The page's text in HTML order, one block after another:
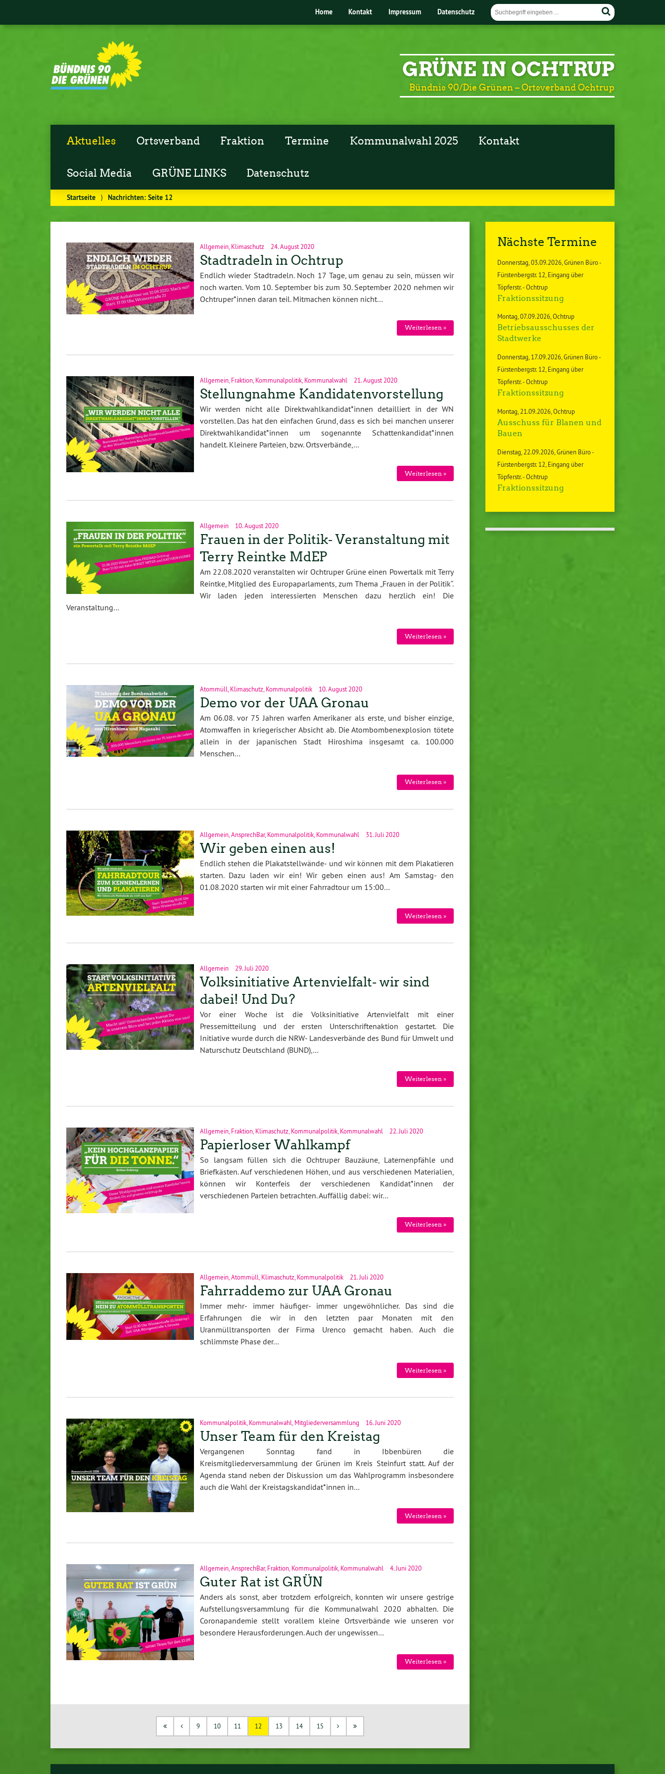
Home Kontakt Impressum Datenschutz
GRÜNE IN OCHTRUP
Bündnis 90/Die Grünen – Ortsverband Ochtrup
Aktuelles Ortsverband Fraktion Termine Kommunalwahl 2025 Kontakt
Social Media GRÜNE LINKS Datenschutz
Startseite ⟩ Nachrichten: Seite 12
Allgemein, Klimaschutz 24. August 2020
Stadtradeln in Ochtrup
Endlich wieder Stadtradeln. Noch 17 Tage, um genau zu sein, müssen wir
noch warten. Vom 10. September bis zum 30. September 2020 nehmen wir
Ochtruper*innen daran teil. Mitmachen können nicht…
Weiterlesen »
Allgemein, Fraktion, Kommunalpolitik, Kommunalwahl 21. August 2020
Stellungnahme Kandidatenvorstellung
Wir werden nicht alle Direktwahlkandidat*innen detailliert in der WN
vorstellen. Das hat den einfachen Grund, dass es sich bei manchen unserer
Direktwahlkandidat*innen um sogenannte Schattenkandidat*innen
handelt. Kleinere Parteien, bzw. Ortsverbände,…
Weiterlesen »
Allgemein 10. August 2020
Frauen in der Politik- Veranstaltung mit
Terry Reintke MdEP
Am 22.08.2020 veranstalten wir Ochtruper Grüne einen Powertalk mit Terry
Reintke, Mitglied des Europaparlaments, zum Thema „Frauen in der Politik“.
Wir laden jeden interessierten Menschen dazu herzlich ein! Die
Veranstaltung…
Weiterlesen »
Atommüll Klimaschutz, Kommunalpolitik 10. August 2020
Demo vor der UAA Gronau
Am 06.08. vor 75 Jahren warfen Amerikaner als erste, und bisher einzige,
Atomwaffen in kriegerischer Absicht ab. Die Atombombenexplosion tötete
allein in der japanischen Stadt Hiroshima insgesamt ca. 100.000
Menschen…
Weiterlesen »
Allgemein, AnsprechBar, Kommunalpolitik, Kommunalwahl 31. Juli 2020
Wir geben einen aus!
Endlich stehen die Plakatstellwände- und wir können mit dem Plakatieren
starten. Dazu laden wir ein! Wir geben einen aus! Am Samstag- den
01.08.2020 starten wir mit einer Fahrradtour um 15:00…
Weiterlesen »
Allgemein 29. Juli 2020
Volksinitiative Artenvielfalt- wir sind
dabei! Und Du?
Vor einer Woche ist die Volksinitiative Artenvielfalt mit einer
Pressemitteilung und der ersten Unterschriftenaktion gestartet. Die
Initiative wurde durch die NRW- Landesverbände des Bund für Umwelt und
Naturschutz Deutschland (BUND),…
Weiterlesen »
Allgemein,Fraktion,Klimaschutz,Kommunalpolitik,Kommunalwahl 22. Juli 2020
Papierloser Wahlkampf
So langsam füllen sich die Ochtruper Bauzäune, Laternenpfähle und
Briefkästen. Auf verschiedenen Höhen, und aus verschiedenen Materialien,
können wir Konterfeis der verschiedenen Kandidat*innen der
verschiedenen Parteien betrachten. Auffällig dabei: wir…
Weiterlesen »
Allgemein, Atommüll Klimaschutz, Kommunalpolitik 21. Juli 2020
Fahrraddemo zur UAA Gronau
Immer mehr- immer häufiger- immer ungewöhnlicher. Das sind die
Erfahrungen die wir in den letzten paar Monaten mit den
Uranmülltransporten der Firma Urenco gemacht haben. Auch die
schlimmste Phase der…
Weiterlesen »
Kommunalpolitik, Kommunalwahl Mitgliederversammlung 16. Juni 2020
Unser Team für den Kreistag
Vergangenen Sonntag fand in Ibbenbüren die
Kreismitgliederversammlung der Grünen im Kreis Steinfurt statt. Auf der
Agenda stand neben der Diskussion um das Wahlprogramm insbesondere
auch die Wahl der Kreistagskandidat*innen in…
Weiterlesen »
Allgemein,AnsprechBar,Fraktion,Kommunalpolitik,Kommunalwahl 4. Juni 2020
Guter Rat ist GRÜN
Anders als sonst, aber trotzdem erfolgreich, konnten wir unsere gestrige
Aufstellungsversammlung für die Kommunalwahl 2020 abhalten. Die
Coronapandemie stellt vorallem kleine Ortsverbände wie unseren vor
besondere Herausforderungen. Auch der ungewissen…
Weiterlesen »
9 10 11 12 13 14 15
Nächste Termine
Donnerstag 03.09.2026 Grünen Büro -
Fürstenbergstr. 12, Eingang über
Töpferstr. - Ochtrup
Fraktionssitzung
Montag 07.09.2026 Ochtrup
Betriebsausschusses der
Stadtwerke
Donnerstag 17.09.2026 Grünen Büro -
Fürstenbergstr. 12, Eingang über
Töpferstr. - Ochtrup
Fraktionssitzung
Montag 21.09.2026 Ochtrup
Ausschuss für Blanen und
Bauen
Dienstag 22.09.2026 Grünen Büro -
Fürstenbergstr. 12, Eingang über
Töpferstr. - Ochtrup
Fraktionssitzung